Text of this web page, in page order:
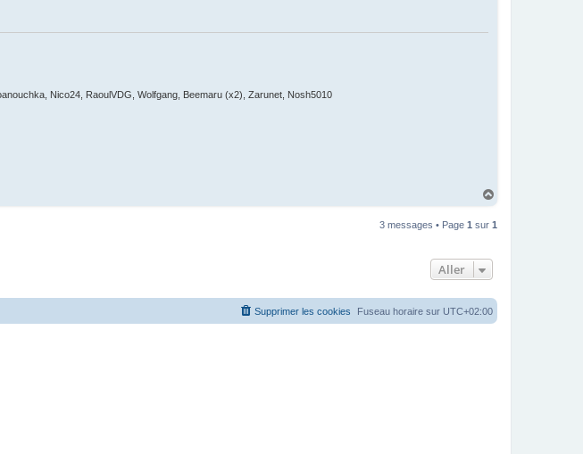
Nico24, RaoulVDG, Wolfgang, Beemaru (x2), Zarunet, Nosh5010
t
3 messages • Page 1 sur 1
Aller
Fuseau horaire sur UTC+02:00
Supprimer les cookies